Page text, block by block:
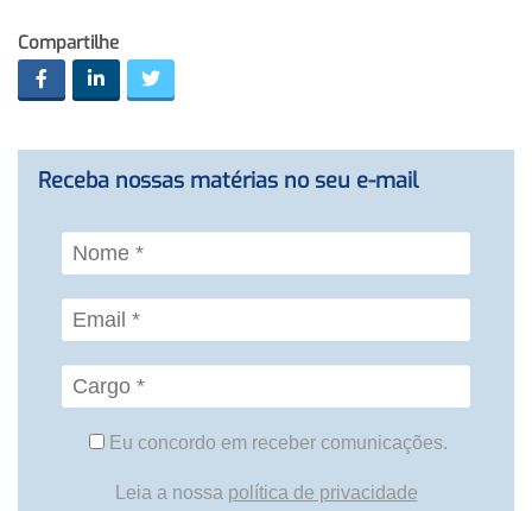
Compartilhe
Receba nossas matérias no seu e-mail
Eu concordo em receber comunicações.
Leia a nossa política de privacidade